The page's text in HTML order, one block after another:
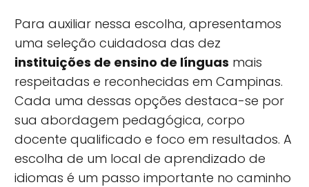
Para auxiliar nessa escolha, apresentamos
uma seleção cuidadosa das dez
instituições de ensino de línguas mais
respeitadas e reconhecidas em Campinas.
Cada uma dessas opções destaca-se por
sua abordagem pedagógica, corpo
docente qualificado e foco em resultados. A
escolha de um local de aprendizado de
idiomas é um passo importante no caminho